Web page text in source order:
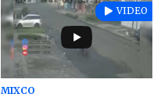
VIDEO
MIXCO